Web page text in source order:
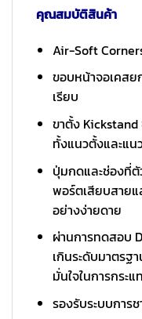
คุณสมบัติสินค้า
Air-Soft
ขอบหน้าจอเคส
เรียบ
ขาตั้ง
ทั้งแนวตั้งและแน
ปุ่มกดและช่องที่ตั
พอร์ตเสียบสายแ
อย่างง่ายดาย
ผ่านการทดสอบ
เกินระดับมาตรฐ
มั่นใจในการกระแ
รองรับระบบการ